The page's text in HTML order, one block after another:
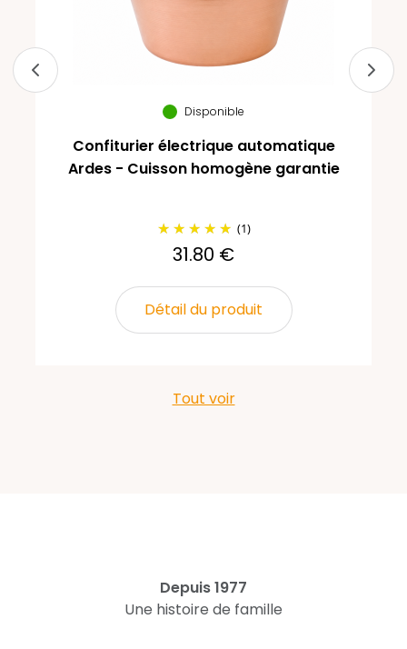
Disponible
Confiturier électrique automatique
Ardes - Cuisson homogène garantie
(1)
31.80 €
Détail du produit
Tout voir
Depuis 1977
Une histoire de famille